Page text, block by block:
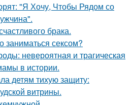
"Я Хочу, Чтобы Рядом со
брака.
заниматься сексом?
невероятная и трагическая
в истории.
детям тихую защиту:
витрины.